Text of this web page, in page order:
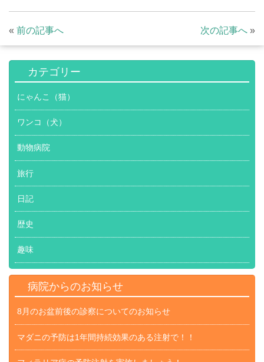
« 前の記事へ 次の記事へ »
カテゴリー
にゃんこ（猫）
ワンコ（犬）
動物病院
旅行
日記
歴史
趣味
病院からのお知らせ
8月のお盆前後の診察についてのお知らせ
マダニの予防は1年間持続効果のある注射で！！